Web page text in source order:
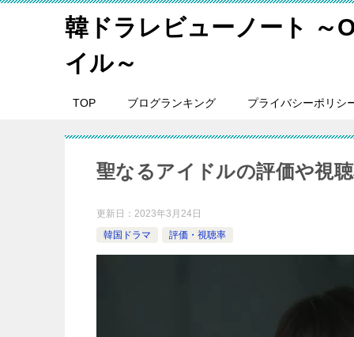
韓ドラレビューノート ～
イル～
TOP ブログランキング プライバシーポリシ
聖なるアイドルの評価や視
更新日： 2023年3月24日
韓国ドラマ
評価・視聴率